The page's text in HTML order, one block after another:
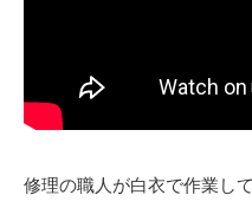
修理の職人が白衣で作業し